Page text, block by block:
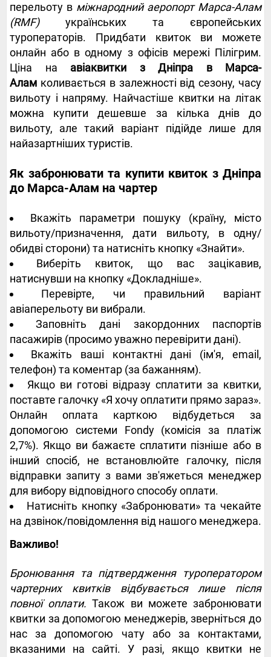
перельоту в міжнародний аеропорт Марса-Алам
(RMF)українських та європейських
туроператорів. Придбати квиток ви можете
онлайн або в одному з офісів мережі Пілігрим.
Ціна на авіаквитки з Дніпра в Марса-
Алам коливається в залежності від сезону, часу
вильоту і напряму. Найчастіше квитки на літак
можна купити дешевше за кілька днів до
вильоту, але такий варіант підійде лише для
найазартніших туристів.
Як забронювати та купити квиток з Дніпра
до Марса-Алам на чартер
Вкажіть параметри пошуку (країну, місто
вильоту/призначення, дати вильоту, в одну/
обидві сторони) та натисніть кнопку «Знайти».
Виберіть квиток, що вас зацікавив,
натиснувши на кнопку «Докладніше».
Перевірте, чи правильний варіант
авіаперельоту ви вибрали.
Заповніть дані закордонних паспортів
пасажирів (просимо уважно перевірити дані).
Вкажіть ваші контактні дані (ім'я, email,
телефон) та коментар (за бажанням).
Якщо ви готові відразу сплатити за квитки,
поставте галочку «Я хочу оплатити прямо зараз».
Онлайн оплата карткою відбудеться за
допомогою системи Fondy (комісія за платіж
2,7%). Якщо ви бажаєте сплатити пізніше або в
інший спосіб, не встановлюйте галочку, після
відправки запиту з вами зв'яжеться менеджер
для вибору відповідного способу оплати.
Натисніть кнопку «Забронювати» та чекайте
на дзвінок/повідомлення від нашого менеджера.
Важливо!
Бронювання та підтвердження туроператором
чартерних квитків відбувається лише після
повної оплати. Також ви можете забронювати
квитки за допомогою менеджерів, зверніться до
нас за допомогою чату або за контактами,
вказаними на сайті. У разі, якщо квитки не